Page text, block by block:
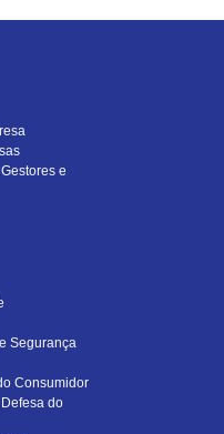
e
Segurança
Consumidor
do